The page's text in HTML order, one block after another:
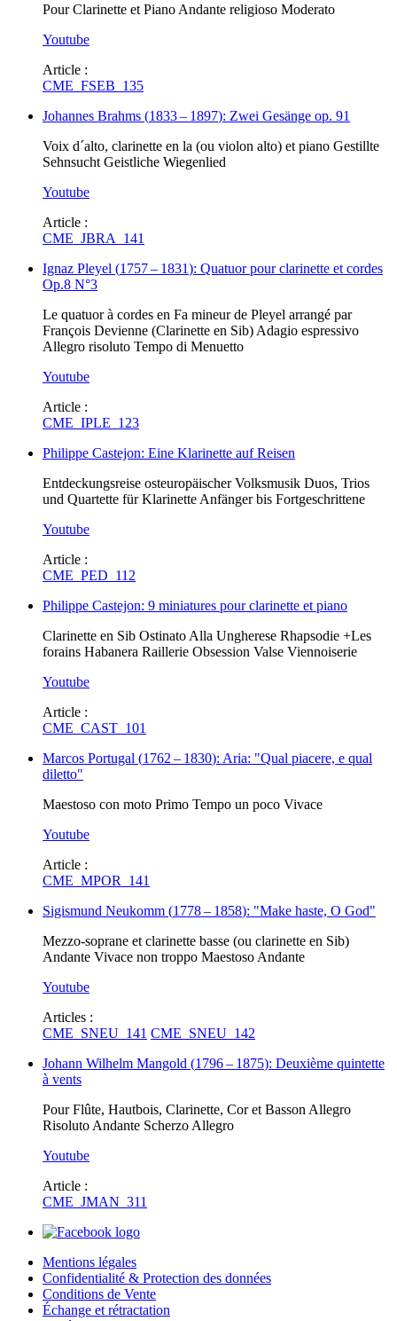
Pour Clarinette et Piano Andante religioso Moderato
Youtube
Article :
CME_FSEB_135
Johannes Brahms (1833– 1897): Zwei Gesänge op. 91
Voix d´alto, clarinette en la (ou violon alto) et piano Gestillte
Sehnsucht Geistliche Wiegenlied
Youtube
Article :
CME_JBRA_141
Ignaz Pleyel (1757– 1831): Quatuor pour clarinette et cordes
Op.8 N°3
Le quatuor à cordes en Fa mineur de Pleyel arrangé par
François Devienne (Clarinette en Sib) Adagio espressivo
Allegro risoluto Tempo di Menuetto
Youtube
Article :
CME_IPLE_123
Philippe Castejon: Eine Klarinette auf Reisen
Entdeckungsreise osteuropäischer Volksmusik Duos, Trios
und Quartette für Klarinette Anfänger bis Fortgeschrittene
Youtube
Article :
CME_PED_112
Philippe Castejon: 9 miniatures pour clarinette et piano
Clarinette en Sib Ostinato Alla Ungherese Rhapsodie +Les
forains Habanera Raillerie Obsession Valse Viennoiserie
Youtube
Article :
CME_CAST_101
Marcos Portugal (1762 – 1830): Aria: "Qual piacere, e qual
diletto"
Maestoso con moto Primo Tempo un poco Vivace
Youtube
Article :
CME_MPOR_141
Sigismund Neukomm (1778– 1858): "Make haste, O God"
Mezzo-soprane et clarinette basse (ou clarinette en Sib)
Andante Vivace non troppo Maestoso Andante
Youtube
Articles :
CME_SNEU_141 CME_SNEU_142
Johann Wilhelm Mangold (1796– 1875): Deuxième quintette
à vents
Pour Flûte, Hautbois, Clarinette, Cor et Basson Allegro
Risoluto Andante Scherzo Allegro
Youtube
Article :
CME_JMAN_311
Mentions légales
Confidentialité & Protection des données
Conditions de Vente
Échange et rétractation